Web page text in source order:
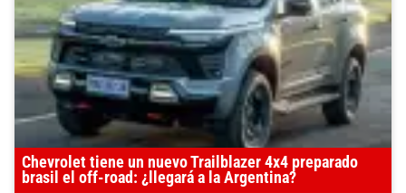
Chevrolet tiene un nuevo Trailblazer 4x4 preparado
brasil el off-road: ¿llegará a la Argentina?